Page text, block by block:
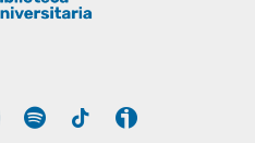
Instagram
Spotify Tiktok